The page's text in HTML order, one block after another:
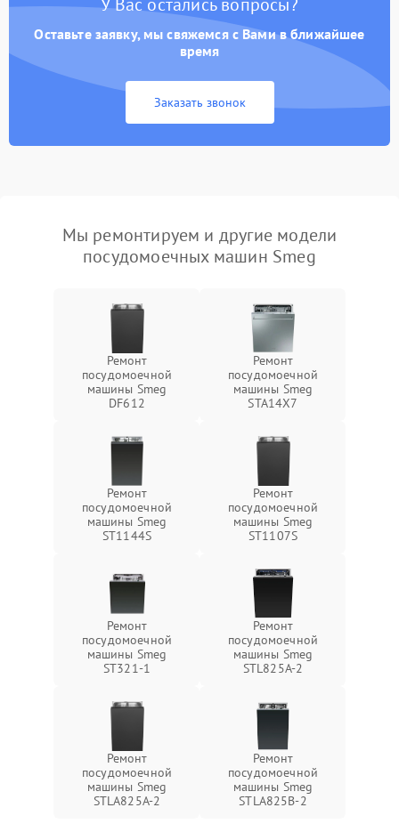
У Вас остались вопросы?
Оставьте заявку, мы свяжемся с Вами в ближайшее
время
Заказать звонок
Мы ремонтируем и другие модели
посудомоечных машин Smeg
Ремонт
посудомоечной
машины Smeg
DF612
Ремонт
посудомоечной
машины Smeg
STA14X7
Ремонт
посудомоечной
машины Smeg
ST1144S
Ремонт
посудомоечной
машины Smeg
ST1107S
Ремонт
посудомоечной
машины Smeg
ST321-1
Ремонт
посудомоечной
машины Smeg
STL825A-2
Ремонт
посудомоечной
машины Smeg
STLA825A-2
Ремонт
посудомоечной
машины Smeg
STLA825B-2